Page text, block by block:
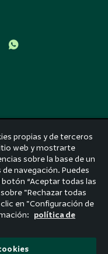
propias y de terceros
web y mostrarte
sobre la base de un
navegación. Puedes
“Aceptar todas las
"Rechazar todas
en "Configuración de
política de